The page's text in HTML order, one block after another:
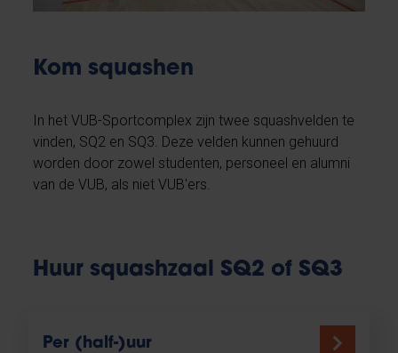
Kom squashen
In het VUB-Sportcomplex zijn twee squashvelden te
vinden, SQ2 en SQ3. Deze velden kunnen gehuurd
worden door zowel studenten, personeel en alumni
van de VUB, als niet VUB'ers.
Huur squashzaal SQ2 of SQ3
Per (half-)uur